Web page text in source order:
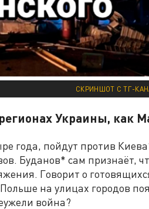
СКРИНШОТ С ТГ-
Украины, как
года, пойдут против
Буданов* сам признаёт,
Говорит о
на улицах городов
война?